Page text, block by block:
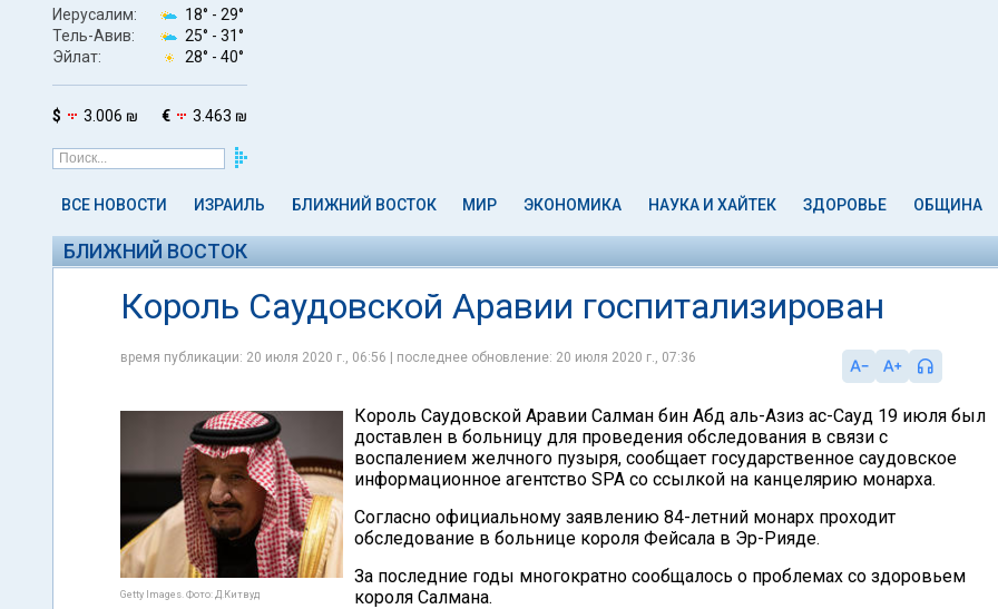
Иерусалим: 18° - 29°
Тель-Авив:
25° - 31°
Эйлат:
28° - 40°
$ 3.006 ₪ € 3.463 ₪
ВСЕ НОВОСТИ ИЗРАИЛЬ БЛИЖНИЙ ВОСТОК МИР ЭКОНОМИКА НАУКА И ХАЙТЕК ЗДОРОВЬЕ ОБЩИНА
БЛИЖНИЙ ВОСТОК
Король Саудовской Аравии госпитализирован
время публикации: 20 июля 2020 г., 06:56 | последнее обновление: 20 июля 2020 г., 07:36
Getty Images. Фото: Д.Китвуд
Король Саудовской Аравии Салман бин Абд аль-Азиз ас-Сауд 19 июля был
доставлен в больницу для проведения обследования в связи с
воспалением желчного пузыря, сообщает государственное саудовское
информационное агентство SPA со ссылкой на канцелярию монарха.
Согласно официальному заявлению 84-летний монарх проходит
обследование в больнице короля Фейсала в Эр-Рияде.
За последние годы многократно сообщалось о проблемах со здоровьем
короля Салмана.